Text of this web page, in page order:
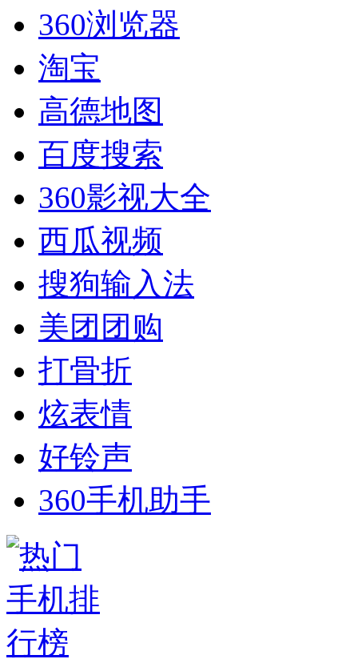
360浏览器
淘宝
高德地图
百度搜索
360影视大全
西瓜视频
搜狗输入法
美团团购
打骨折
炫表情
好铃声
360手机助手